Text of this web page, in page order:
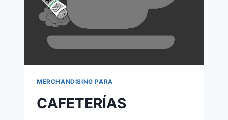
MERCHANDISING PARA
CAFETERÍAS